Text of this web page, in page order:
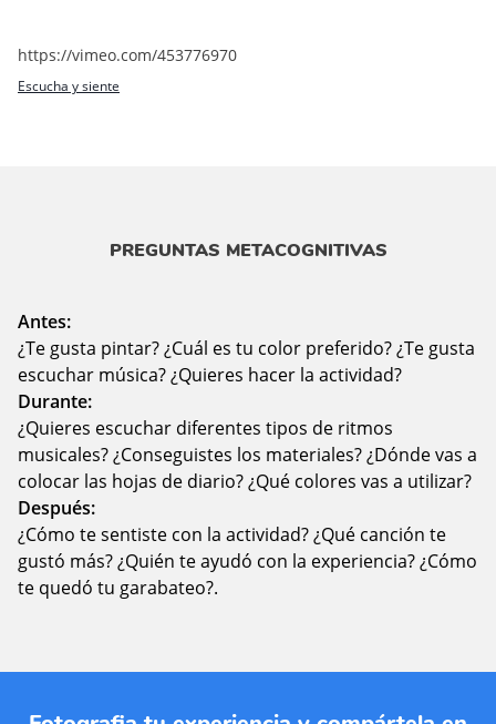
https://vimeo.com/453776970
Escucha y siente
PREGUNTAS METACOGNITIVAS
Antes:
¿Te gusta pintar? ¿Cuál es tu color preferido? ¿Te gusta
escuchar música? ¿Quieres hacer la actividad?
Durante:
¿Quieres escuchar diferentes tipos de ritmos
musicales? ¿Conseguistes los materiales? ¿Dónde vas a
colocar las hojas de diario? ¿Qué colores vas a utilizar?
Después:
¿Cómo te sentiste con la actividad? ¿Qué canción te
gustó más? ¿Quién te ayudó con la experiencia? ¿Cómo
te quedó tu garabateo?.